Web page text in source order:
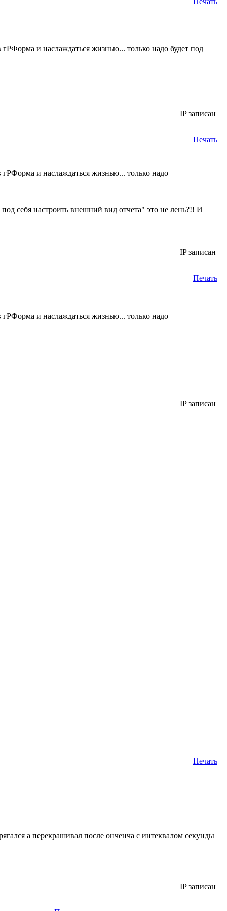
и наслаждаться жизнью... только надо будет под
IP записан
Печать
и наслаждаться жизнью... только надо
себя настроить внешний вид отчета" это не лень?!! И
IP записан
Печать
и наслаждаться жизнью... только надо
IP записан
Печать
а перекрашивал после онченча с интеквалом секунды
IP записан